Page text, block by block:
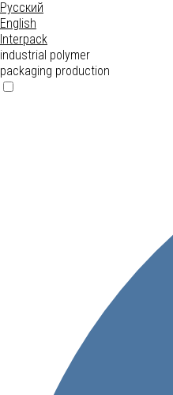
Русский
English
Interpack
industrial polymer
packaging production